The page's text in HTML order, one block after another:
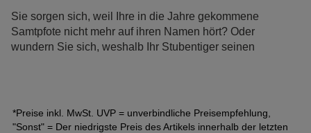
Sie sorgen sich, weil Ihre in die Jahre gekommene
Samtpfote nicht mehr auf ihren Namen hört? Oder
wundern Sie sich, weshalb Ihr Stubentiger seinen
Symptome von Altersschwäche bei Ihrer Katze frühzeitig
erkennen und ihr ein altersgerechtes Leben bieten.
*Preise inkl. MwSt. UVP = unverbindliche Preisempfehlung,
"Sonst" = Der niedrigste Preis des Artikels innerhalb der letzten